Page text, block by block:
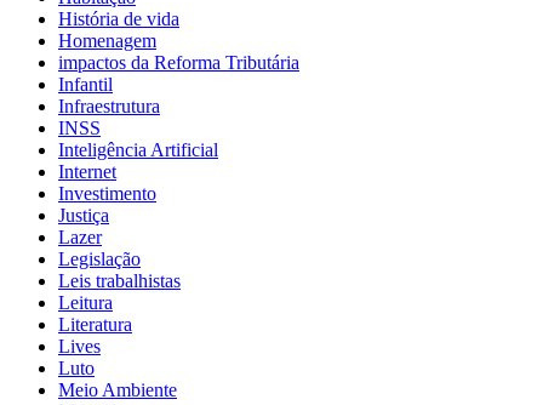
História de vida
Homenagem
impactos da Reforma Tributária
Infantil
Infraestrutura
INSS
Inteligência Artificial
Internet
Investimento
Justiça
Lazer
Legislação
Leis trabalhistas
Leitura
Literatura
Lives
Luto
Meio Ambiente